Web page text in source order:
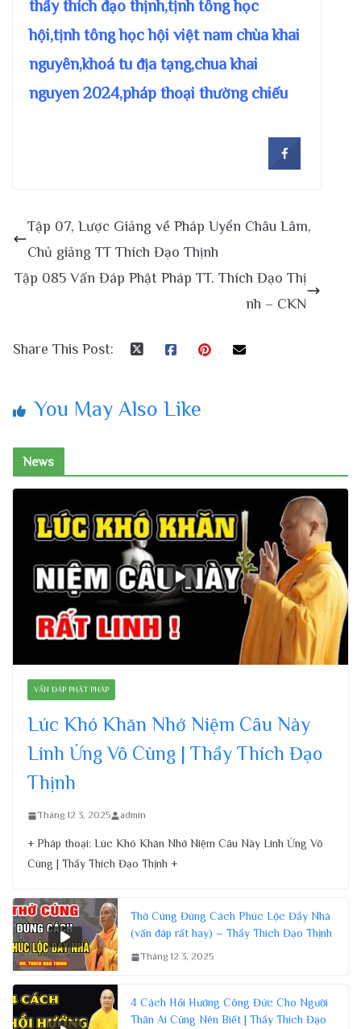
thầy thích đạo thịnh,tịnh tông học
hội,tịnh tông học hội việt nam chùa khai
nguyên,khoá tu địa tạng,chua khai
nguyen 2024,pháp thoại thường chiếu
Tập 07, Lược Giảng về Pháp Uyển Châu Lâm,
Chủ giảng TT Thích Đạo Thịnh
Tập 085 Vấn Đáp Phật Pháp TT. Thích Đạo Thị
nh – CKN
Share This Post:
You May Also Like
News
VẤN ĐÁP PHẬT PHÁP
Lúc Khó Khăn Nhớ Niệm Câu Này
Linh Ứng Vô Cùng | Thầy Thích Đạo
Thịnh
Tháng 12 3, 2025 admin
+ Pháp thoại: Lúc Khó Khăn Nhớ Niệm Câu Này Linh Ứng Vô
Cùng | Thầy Thích Đạo Thịnh +
Thờ Cúng Đúng Cách Phúc Lộc Đầy Nhà
(vấn đáp rất hay) – Thầy Thích Đạo Thịnh
Tháng 12 3, 2025
4 Cách Hồi Hướng Công Đức Cho Người
Thân Ai Cũng Nên Biết | Thầy Thích Đạo